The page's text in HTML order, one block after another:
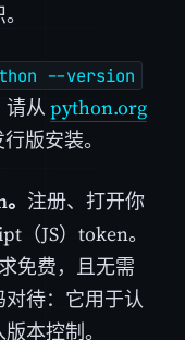
--version
请从python.org
版安装。
注册、打开你
（JS）token。
免费，且无需
待：它用于认
本控制。